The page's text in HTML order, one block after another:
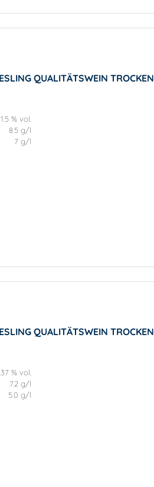
QUALITÄTSWEIN TROCKEN
% vol.
8.5 g/l
7 g/l
QUALITÄTSWEIN TROCKEN
% vol.
7.2 g/l
5.0 g/l